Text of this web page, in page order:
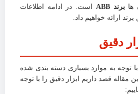
هابرند ABB
است. در ادامه اطلاعات
ارائه خواهیم داد.
دقیق
با توجه به موارد بسیاری دسته بندی شده
مقاله قصد داریم ابزار دقیق را با توجه